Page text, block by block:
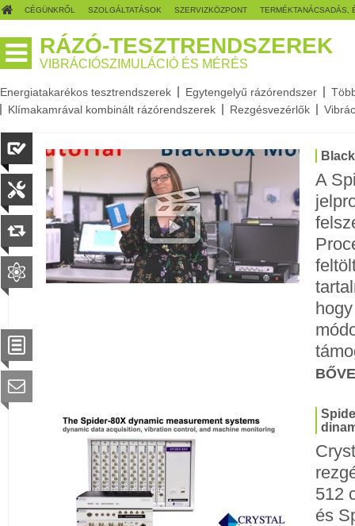
CÉGÜNKRŐL SZOLGÁLTATÁSOK SZERVIZKÖZPONT TERMÉKTANÁCSADÁS,
RÁZÓ-TESZTRENDSZEREK
VIBRÁCIÓSZIMULÁCIÓ ÉS MÉRÉS
Energiatakarékos tesztrendszerek Egytengelyű rázórendszer
Klímakamrával kombinált rázórendszerek
Rezgésvezérlők
A
512
és